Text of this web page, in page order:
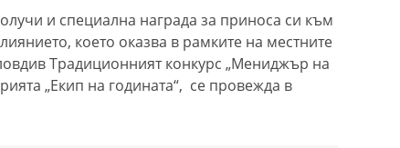
и специална награда за приноса си към
което оказва в рамките на местните
Традиционният конкурс „Мениджър на
„Екип на годината“, се провежда в